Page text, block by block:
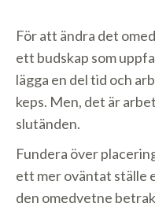
För att ändra det
ett budskap som
lägga en del tid och
keps. Men, det är
slutänden.
Fundera över
ett mer oväntat ställe
den omedvetne